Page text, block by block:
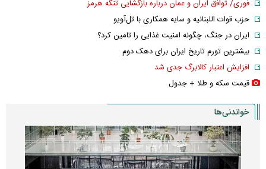
فوری/ توافق ایران و عمان درباره بازگشایی تنگه هرمز
حزب قوات اللبنانیه و سایه همکاری با تل‌آویو
ایران در جنگ، چگونه امنیت غذایی را تامین کرد؟
بیشترین تورم تاریخ ایران برای دهک دوم
افزایش اعتبار کالابرگ جدی شد
قیمت سکه و طلا + جدول
خواندنی‌ها